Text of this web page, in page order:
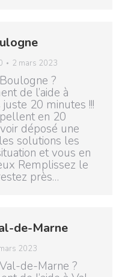
2 mars 2023
?
de l’aide à
20 minutes !!!
en 20
déposé une
solutions les
et vous en
Remplissez le
près…
de-Marne
2023
de-Marne ?